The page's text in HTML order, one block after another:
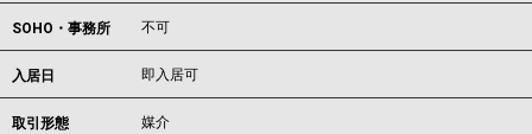
SOHO・事務所 不可
入居日 即入居可
取引形態 媒介